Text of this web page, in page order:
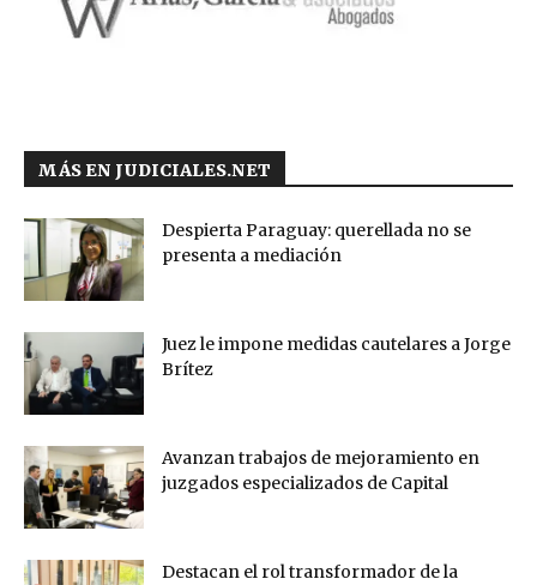
MÁS EN JUDICIALES.NET
Despierta Paraguay: querellada no se
presenta a mediación
Juez le impone medidas cautelares a Jorge
Brítez
Avanzan trabajos de mejoramiento en
juzgados especializados de Capital
Destacan el rol transformador de la